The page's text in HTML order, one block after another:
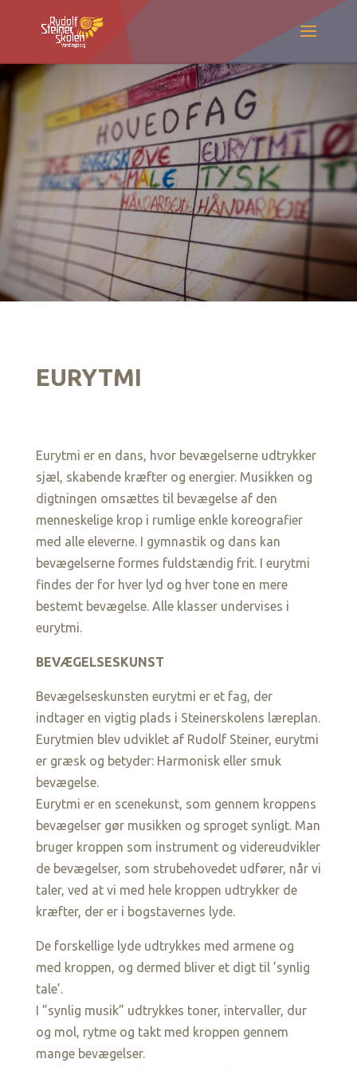
EURYTMI
Eurytmi er en dans, hvor bevægelserne udtrykker
sjæl, skabende kræfter og energier. Musikken og
digtningen omsættes til bevægelse af den
menneskelige krop i rumlige enkle koreografier
med alle eleverne. I gymnastik og dans kan
bevægelserne formes fuldstændig frit. I eurytmi
findes der for hver lyd og hver tone en mere
bestemt bevægelse. Alle klasser undervises i
eurytmi.
BEVÆGELSESKUNST
Bevægelseskunsten eurytmi er et fag, der
indtager en vigtig plads i Steinerskolens læreplan.
Eurytmien blev udviklet af Rudolf Steiner, eurytmi
er græsk og betyder: Harmonisk eller smuk
bevægelse.
Eurytmi er en scenekunst, som gennem kroppens
bevægelser gør musikken og sproget synligt. Man
bruger kroppen som instrument og videreudvikler
de bevægelser, som strubehovedet udfører, når vi
taler, ved at vi med hele kroppen udtrykker de
kræfter, der er i bogstavernes lyde.
De forskellige lyde udtrykkes med armene og
med kroppen, og dermed bliver et digt til ’synlig
tale’.
I ”synlig musik” udtrykkes toner, intervaller, dur
og mol, rytme og takt med kroppen gennem
mange bevægelser.